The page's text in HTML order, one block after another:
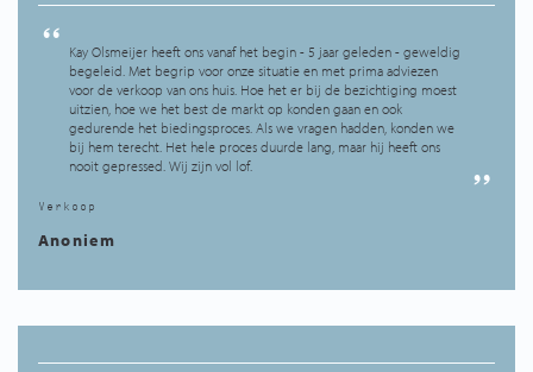
Kay Olsmeijer heeft ons vanaf het begin - 5 jaar geleden - geweldig
begeleid. Met begrip voor onze situatie en met prima adviezen
voor de verkoop van ons huis. Hoe het er bij de bezichtiging moest
uitzien, hoe we het best de markt op konden gaan en ook
gedurende het biedingsproces. Als we vragen hadden, konden we
bij hem terecht. Het hele proces duurde lang, maar hij heeft ons
nooit gepressed. Wij zijn vol lof.
Verkoop
Anoniem